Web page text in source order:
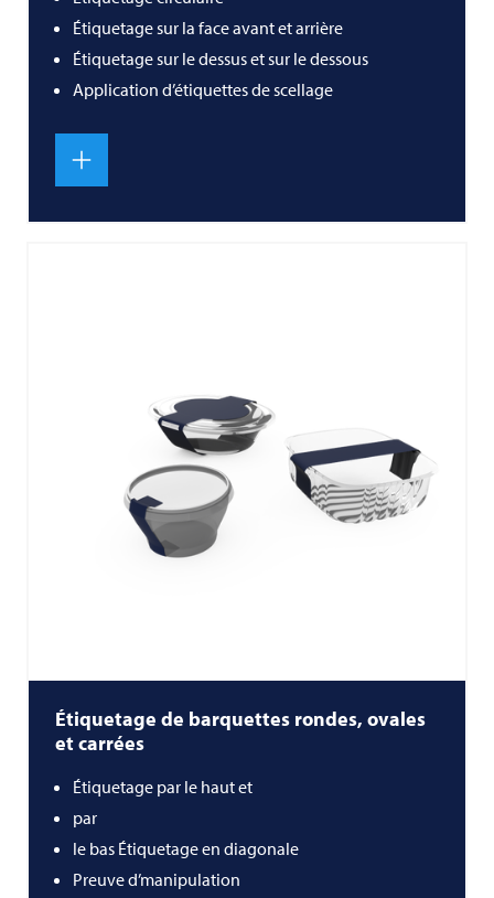
Étiquetage sur la face avant et arrière
Étiquetage sur le dessus et sur le dessous
Application d’étiquettes de scellage
Étiquetage de barquettes rondes, ovales
et carrées
Étiquetage par le haut et
par
le bas Étiquetage en diagonale
Preuve d’manipulation